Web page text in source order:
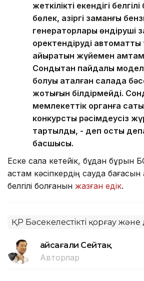
жеткілікті екендігі
бөлек, қазіргі заманғы
генераторлары өндіруші
қоректендіруді автоматты
айыратын жүйемен
Сондықтан пайдалы
болуы аталған салада
жоқтығын білдірмейді.
мемлекеттік органға
конкурстық рәсімдеусіз
тартылды, - деп қосты
басшысы.
Еске сала кетейік, бұдан бұрын
астам кәсіпкердің сауда
белгілі болғанын жазған едік.
ҚР Бәсекелестікті қорғау және
Ғайсағали Сейтақ
Авторлар